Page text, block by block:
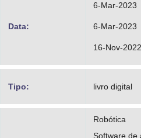
Data:
6-Mar-2023
6-Mar-2023
16-Nov-2022
Tipo: livro digital
Robótica
Software de